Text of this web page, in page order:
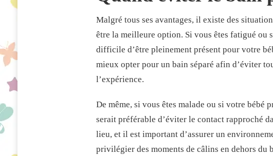
Malgré tous ses avantages, il existe des
être la meilleure option. Si vous êtes fatigué ou
difficile d’être pleinement présent pour votre
mieux opter pour un bain séparé afin d’éviter
l’expérience.
De même, si vous êtes malade ou si votre bébé
serait préférable d’éviter le contact rapproché
lieu, et il est important d’assurer un
privilégier des moments de câlins en dehors du